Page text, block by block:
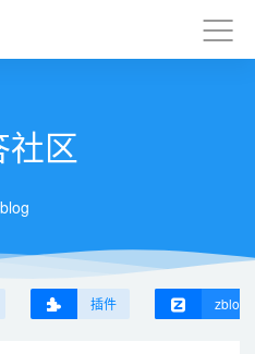
社区
插件 zblog